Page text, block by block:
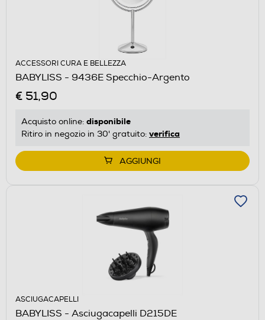
ACCESSORI CURA E BELLEZZA
BABYLISS - 9436E Specchio-Argento
€ 51,90
Acquisto online: disponibile
Ritiro in negozio in 30' gratuito: verifica
AGGIUNGI
ASCIUGACAPELLI
BABYLISS - Asciugacapelli D215DE